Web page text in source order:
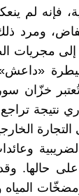
لم
ومرد
مجريات
خزّان
نتيجة
على حالها.
ومضخّات